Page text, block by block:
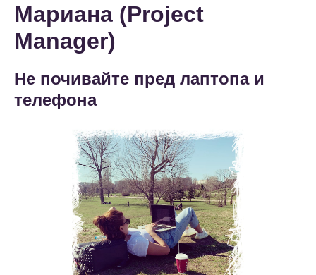
Мариана (Project
Manager)
Не почивайте пред лаптопа и
телефона